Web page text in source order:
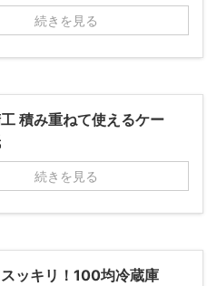
続きを見る
積み重ねて使えるケー
続きを見る
ッキリ！100均冷蔵庫